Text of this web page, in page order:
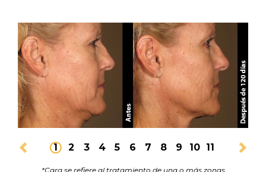
1 2 3 4 5 6 7 8 9 10 11
Anterior
*Cara se refiere al tratamiento de una o más zonas